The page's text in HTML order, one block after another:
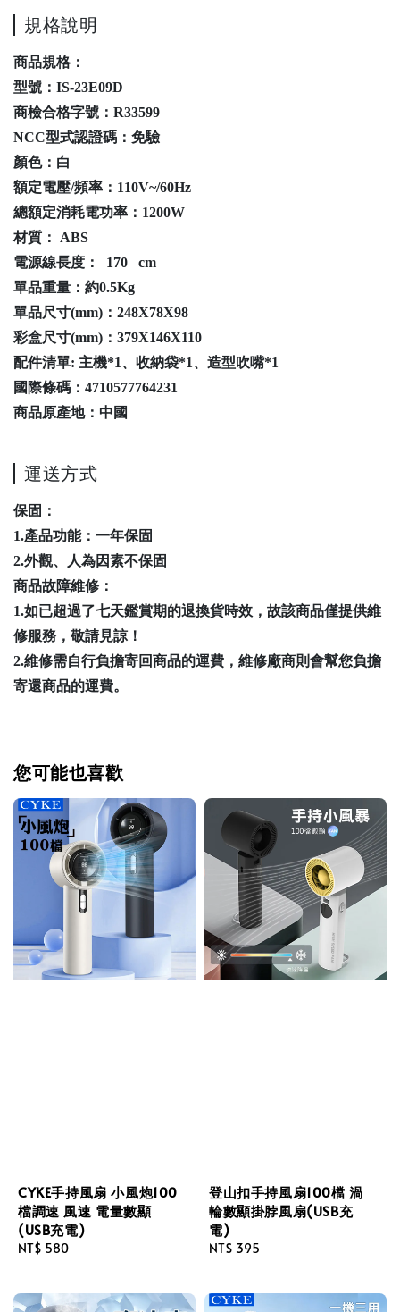
規格說明
商品規格：
型號：IS-23E09D
商檢合格字號：R33599
NCC型式認證碼：免驗
顏色：白
額定電壓/頻率：110V~/60Hz
總額定消耗電功率：1200W
材質： ABS
電源線長度： 170 cm
單品重量：約0.5Kg
單品尺寸(mm)：248X78X98
彩盒尺寸(mm)：379X146X110
配件清單: 主機*1、收納袋*1、造型吹嘴*1
國際條碼：4710577764231
商品原產地：中國
運送方式
保固：
1.產品功能：一年保固
2.外觀、人為因素不保固
商品故障維修：
1.如已超過了七天鑑賞期的退換貨時效，故該商品僅提供維
修服務，敬請見諒！
2.維修需自行負擔寄回商品的運費，維修廠商則會幫您負擔
寄還商品的運費。
您可能也喜歡
CYKE手持風扇 小風炮100
檔調速 風速 電量數顯
(USB充電)
Regular
NT$ 580
登山扣手持風扇100檔 渦
輪數顯掛脖風扇(USB充
電)
Regular
NT$ 395